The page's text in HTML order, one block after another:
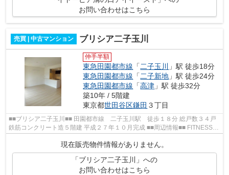
お問い合わせはこちら
売買 | 中古マンション ブリシア二子玉川
仲手半額
東急田園都市線 「二子玉川
」駅 徒歩18分
東急田園都市線 「二子新地 」駅 徒歩24分
東急田園都市線 「高津 」駅 徒歩32分
築10年 / 5階建
東京都世田谷区鎌田 ３丁目
■■ブリシア二子玉川■■ 田園都市線 二子玉川駅 徒歩１８分 総戸数３４戸
鉄筋コンクリート造５階建 平成２７年１０月完成 ■■周辺情報■■ FITNESS
現在販売物件情報がありません。
「ブリシア二子玉川」への
お問い合わせはこちら